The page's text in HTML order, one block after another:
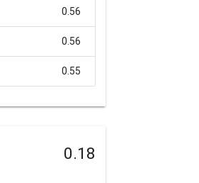
0.56
0.56
0.55
0.18